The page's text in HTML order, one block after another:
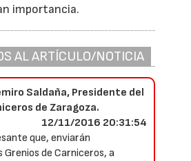
importancia.
AL ARTÍCULO/NOTICIA
Saldaña, Presidente del
de Zaragoza.
12/11/2016 20:31:54
que, enviarán
Grenios de Carniceros, a